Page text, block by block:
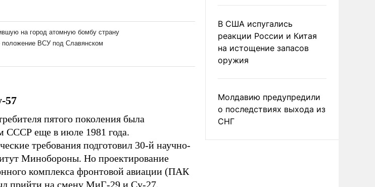
57
пятого поколения была
СССР еще в июле 1981 года.
требования подготовил 30-й научно-
Минобороны. Но проектирование
комплекса фронтовой авиации (ПАК
прийти на смену МиГ-29 и Су-27,
В США испугались
реакции России и Китая
на истощение запасов
оружия
Молдавию предупредили
о последствиях выхода из
СНГ